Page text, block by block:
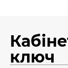
ключ